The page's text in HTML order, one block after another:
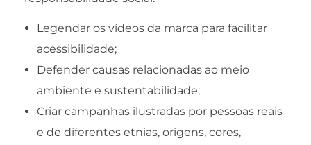
Legendar os vídeos da marca para facilitar
acessibilidade;
Defender causas relacionadas ao meio
ambiente e sustentabilidade;
Criar campanhas ilustradas por pessoas reais
e de diferentes etnias, origens, cores,